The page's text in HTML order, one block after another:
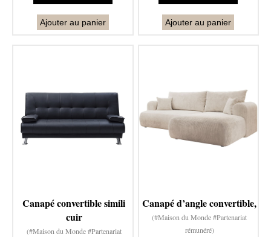
Ajouter au panier Ajouter au panier
Canapé convertible simili
cuir
(#Maison du Monde #Partenariat
Canapé d’angle convertible,
(#Maison du Monde #Partenariat
rémunéré)